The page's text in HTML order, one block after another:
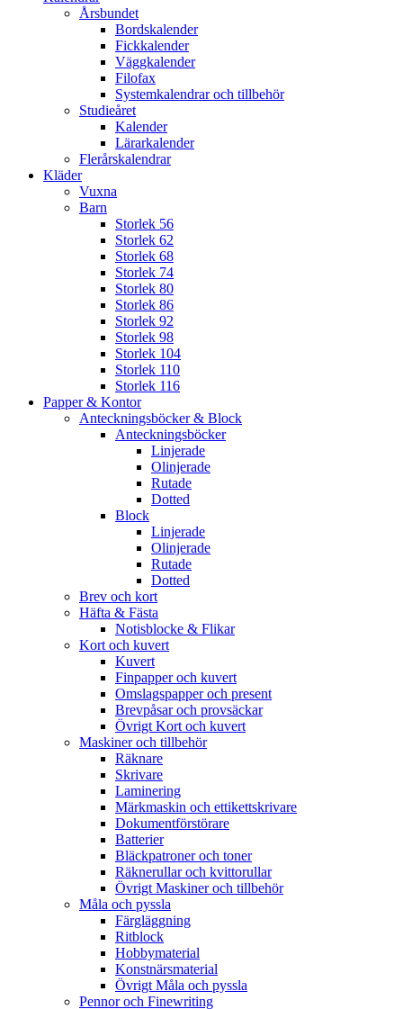
Årsbundet
Bordskalender
Fickkalender
Väggkalender
Filofax
Systemkalendrar och tillbehör
Studieåret
Kalender
Lärarkalender
Flerårskalendrar
Kläder
Vuxna
Barn
Storlek 56
Storlek 62
Storlek 68
Storlek 74
Storlek 80
Storlek 86
Storlek 92
Storlek 98
Storlek 104
Storlek 110
Storlek 116
Papper & Kontor
Anteckningsböcker & Block
Anteckningsböcker
Linjerade
Olinjerade
Rutade
Dotted
Block
Linjerade
Olinjerade
Rutade
Dotted
Brev och kort
Häfta & Fästa
Notisblocke & Flikar
Kort och kuvert
Kuvert
Finpapper och kuvert
Omslagspapper och present
Brevpåsar och provsäckar
Övrigt Kort och kuvert
Maskiner och tillbehör
Räknare
Skrivare
Laminering
Märkmaskin och ettikettskrivare
Dokumentförstörare
Batterier
Bläckpatroner och toner
Räknerullar och kvittorullar
Övrigt Maskiner och tillbehör
Måla och pyssla
Färgläggning
Ritblock
Hobbymaterial
Konstnärsmaterial
Övrigt Måla och pyssla
Pennor och Finewriting